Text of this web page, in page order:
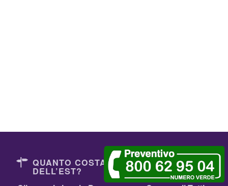
QUANTO COSTANO I DENTISTI
DELL’EST?